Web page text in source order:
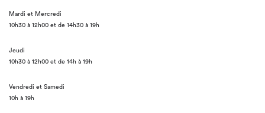
Mardi et Mercredi
10h30 à 12h00 et de 14h30 à 19h
Jeudi
10h30 à 12h00 et de 14h à 19h
Vendredi et Samedi
10h à 19h